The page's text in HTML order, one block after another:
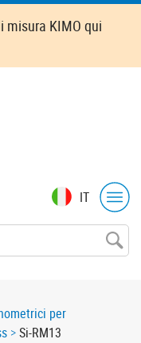
misura KIMO qui
IT
per
Si-RM13